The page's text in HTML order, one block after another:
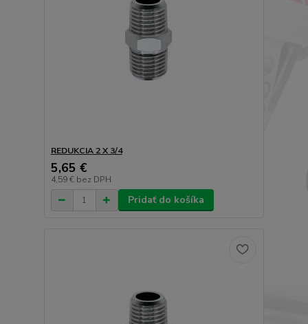
REDUKCIA 2 X 3/4
5,65 €
4,59 € bez DPH
Pridať do košíka